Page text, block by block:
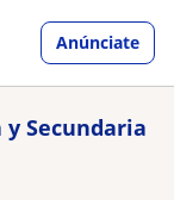
Anúnciate
Secundaria